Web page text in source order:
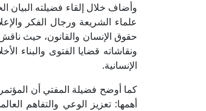
وأضاف خلال إلقاء فضيلته البيان
علماء الشريعة ورجال الفكر
حقوق الإنسان والقانون، حيث
ونقاشاته قضايا الفتوى والبناء
الإنسانية.
كما أوضح فضيلة المفتي أن
أهمها: تعزيز الوعي والتفاهم